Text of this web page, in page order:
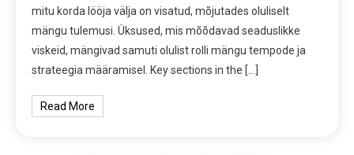
mitu korda lööja välja on visatud, mõjutades oluliselt
mängu tulemusi. Üksused, mis mõõdavad seaduslikke
viskeid, mängivad samuti olulist rolli mängu tempode ja
strateegia määramisel. Key sections in the […]
Read More